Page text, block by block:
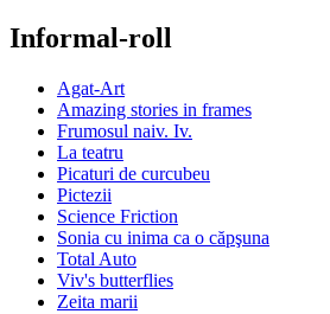
Informal-roll
Agat-Art
Amazing stories in frames
Frumosul naiv. Iv.
La teatru
Picaturi de curcubeu
Pictezii
Science Friction
Sonia cu inima ca o căpşuna
Total Auto
Viv's butterflies
Zeita marii